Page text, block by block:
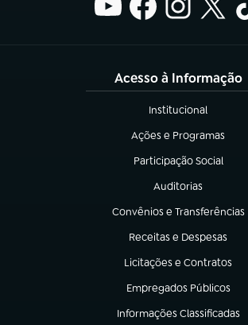
Acesso à Informação
Institucional
(abre em nova aba)
Ações e Programas
(abre em nova aba)
Participação Social
(abre em nova aba)
Auditorias
(abre em nova aba)
Convênios e Transferências
(abre em nova aba)
Receitas e Despesas
(abre em nova aba)
Licitações e Contratos
(abre em nova aba)
Empregados Públicos
(abre em nova aba)
Informações Classificadas
(abre em nova aba)